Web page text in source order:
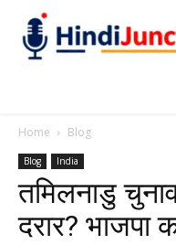
Home Blog
Blog India
तमिलनाडु
दरार? भाजपा